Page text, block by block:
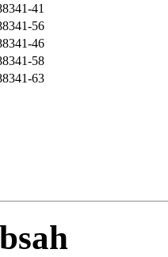
41
56
46
58
63